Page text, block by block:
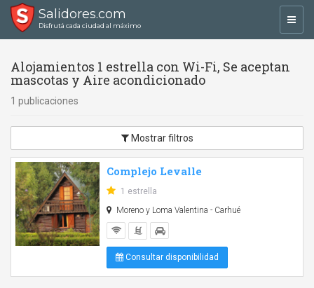
Salidores.com
Disfrutá cada ciudad al máximo
Alojamientos 1 estrella con Wi-Fi, Se aceptan
mascotas y Aire acondicionado
1 publicaciones
Mostrar filtros
Complejo Levalle
1 estrella
Moreno y Loma Valentina - Carhué
Consultar disponibilidad